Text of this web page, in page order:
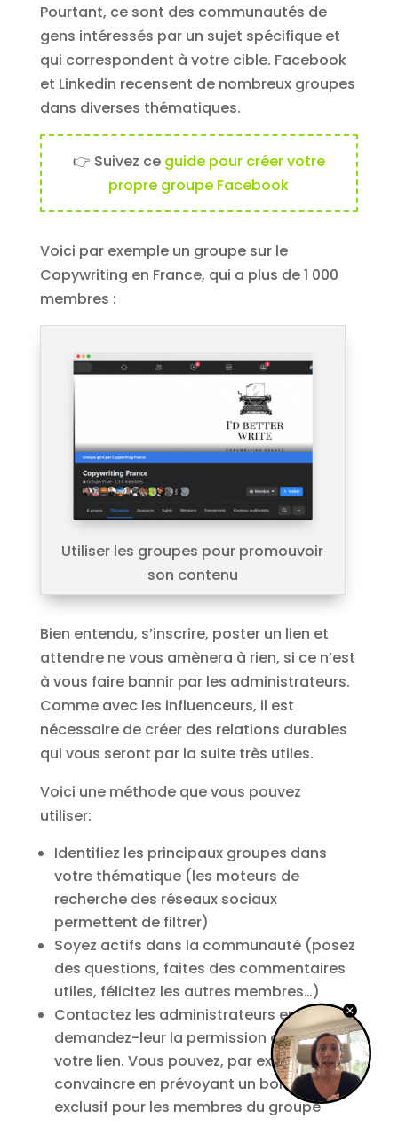
Pourtant, ce sont des communautés de
gens intéressés par un sujet spécifique et
qui correspondent à votre cible. Facebook
et Linkedin recensent de nombreux groupes
dans diverses thématiques.
👉 Suivez ce guide pour créer votre
propre groupe Facebook
Voici par exemple un groupe sur le
Copywriting en France, qui a plus de 1 000
membres :
Utiliser les groupes pour promouvoir
son contenu
Bien entendu, s’inscrire, poster un lien et
attendre ne vous amènera à rien, si ce n’est
à vous faire bannir par les administrateurs.
Comme avec les influenceurs, il est
nécessaire de créer des relations durables
qui vous seront par la suite très utiles.
Voici une méthode que vous pouvez
utiliser:
Identifiez les principaux groupes dans
votre thématique (les moteurs de
recherche des réseaux sociaux
permettent de filtrer)
Soyez actifs dans la communauté (posez
des questions, faites des commentaires
utiles, félicitez les autres membres…)
Contactez les administrateurs en privé et
demandez-leur la permission de poster
votre lien. Vous pouvez, par exemple, les
convaincre en prévoyant un bonus
exclusif pour les membres du groupe